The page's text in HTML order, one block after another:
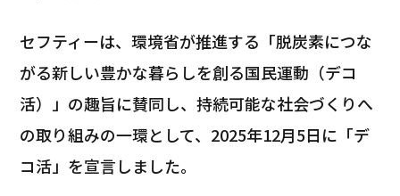
セフティーは、環境省が推進する「脱炭素につな
がる新しい豊かな暮らしを創る国民運動（デコ
活）」の趣旨に賛同し、持続可能な社会づくりへ
の取り組みの一環として、2025年12月5日に「デ
コ活」を宣言しました。